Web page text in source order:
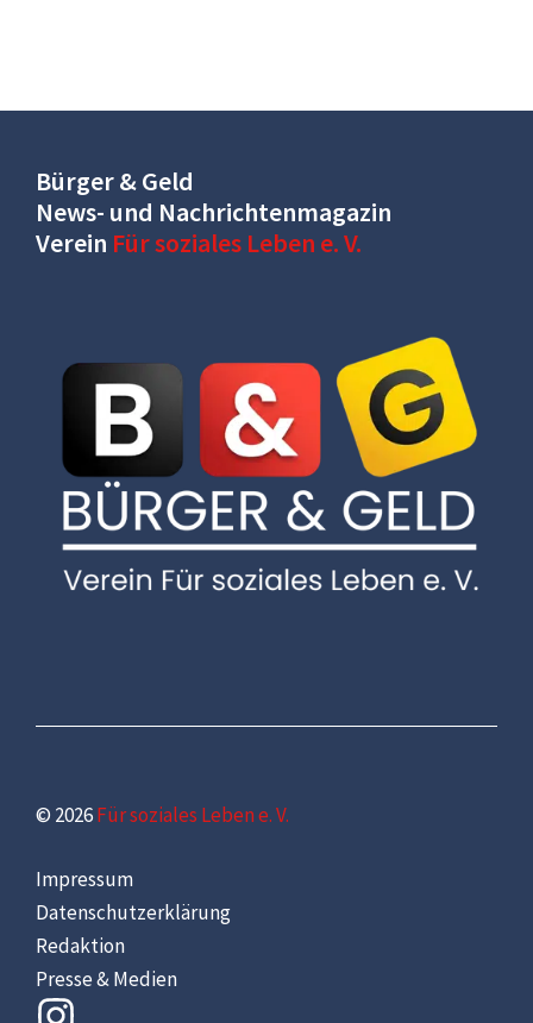
Bürger & Geld
News- und Nachrichtenmagazin
Verein Für soziales Leben e. V.
© 2026Für soziales Leben e. V.
Impressum
Datenschutzerklärung
Redaktion
Presse & Medien